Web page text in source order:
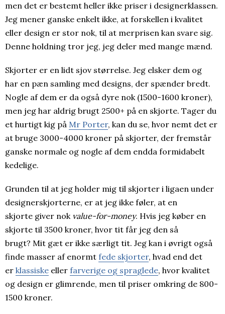
men det er bestemt heller ikke priser i designerklassen.
Jeg mener ganske enkelt ikke, at forskellen i kvalitet
eller design er stor nok, til at merprisen kan svare sig.
Denne holdning tror jeg, jeg deler med mange mænd.
Skjorter er en lidt sjov størrelse. Jeg elsker dem og
har en pæn samling med designs, der spænder bredt.
Nogle af dem er da også dyre nok (1500-1600 kroner),
men jeg har aldrig brugt 2500+ på en skjorte. Tager du
et hurtigt kig på Mr Porter, kan du se, hvor nemt det er
at bruge 3000-4000 kroner på skjorter, der fremstår
ganske normale og nogle af dem endda formidabelt
kedelige.
Grunden til at jeg holder mig til skjorter i ligaen under
designerskjorterne, er at jeg ikke føler, at en
skjorte giver nok value-for-money. Hvis jeg køber en
skjorte til 3500 kroner, hvor tit får jeg den så
brugt? Mit gæt er ikke særligt tit. Jeg kan i øvrigt også
finde masser af enormt fede skjorter, hvad end det
er klassiske eller farverige og spraglede, hvor kvalitet
og design er glimrende, men til priser omkring de 800-
1500 kroner.